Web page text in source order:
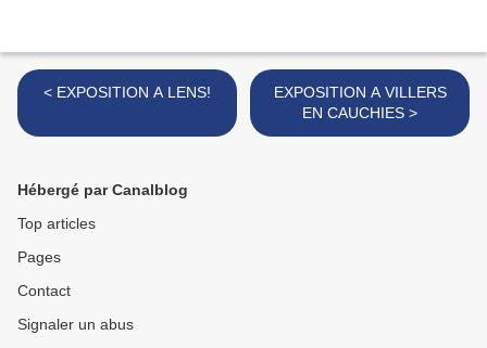
< EXPOSITION A LENS!
EXPOSITION A VILLERS
EN CAUCHIES >
Hébergé par Canalblog
Top articles
Pages
Contact
Signaler un abus